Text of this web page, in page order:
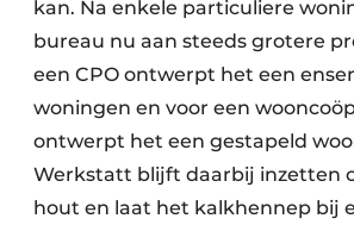
kan. Na enkele particuliere
bureau nu aan steeds grotere
een CPO ontwerpt het een
woningen en voor een
ontwerpt het een gestapeld
Werkstatt blijft daarbij inzetten
hout en laat het kalkhennep bij